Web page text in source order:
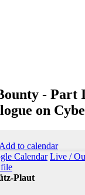
- Part
on
Add to calendar
Calendar Live /
Plaut